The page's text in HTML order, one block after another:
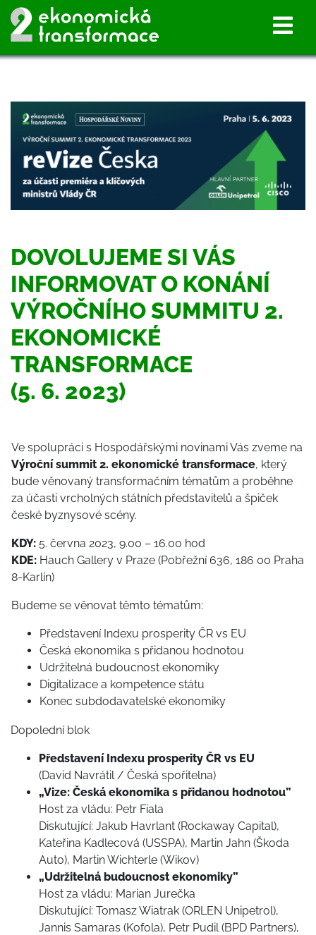
DOVOLUJEME SI VÁS
INFORMOVAT O KONÁNÍ
VÝROČNÍHO SUMMITU 2.
EKONOMICKÉ
TRANSFORMACE
(5. 6. 2023)
Ve spolupráci s Hospodářskými novinami Vás zveme na
Výroční summit 2. ekonomické transformace, který
bude věnovaný transformačním tématům a proběhne
za účasti vrcholných státních představitelů a špiček
české byznysové scény.
KDY: 5. června 2023, 9.00 – 16.00 hod
KDE: Hauch Gallery v Praze (Pobřežní 636, 186 00 Praha
8-Karlín)
Budeme se věnovat těmto tématům:
Představení Indexu prosperity ČR vs EU
Česká ekonomika s přidanou hodnotou
Udržitelná budoucnost ekonomiky
Digitalizace a kompetence státu
Konec subdodavatelské ekonomiky
Dopolední blok
Představení Indexu prosperity ČR vs EU
(David Navrátil / Česká spořitelna)
„Vize: Česká ekonomika s přidanou hodnotou”
Host za vládu: Petr Fiala
Diskutující: Jakub Havrlant (Rockaway Capital),
Kateřina Kadlecová (USSPA), Martin Jahn (Škoda
Auto), Martin Wichterle (Wikov)
„Udržitelná budoucnost ekonomiky”
Host za vládu: Marian Jurečka
Diskutující: Tomasz Wiatrak (ORLEN Unipetrol),
Jannis Samaras (Kofola), Petr Pudil (BPD Partners),